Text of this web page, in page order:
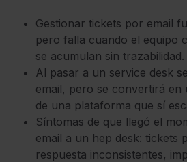
Gestionar tickets por email
pero falla cuando el equipo
se acumulan sin trazabilidad.
Al pasar a un service desk
email, pero se convertirá en
de una plataforma que sí
Síntomas de que llegó el
email a un hep desk: tickets
respuesta inconsistentes,